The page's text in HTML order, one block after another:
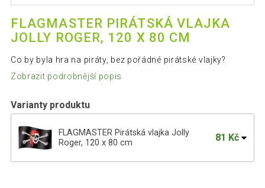
FLAGMASTER PIRÁTSKÁ VLAJKA
JOLLY ROGER, 120 X 80 CM
Co by byla hra na piráty, bez pořádné pirátské vlajky?
Zobrazit podrobnější popis
Varianty produktu
FLAGMASTER Pirátská vlajka Jolly
Roger, 120 x 80 cm
81 Kč